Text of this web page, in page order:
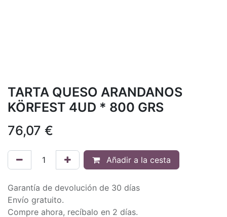
TARTA QUESO ARANDANOS
KÖRFEST 4UD * 800 GRS
76,07 €
Añadir a la cesta
Garantía de devolución de 30 días
Envío gratuito.
Compre ahora, recíbalo en 2 días.